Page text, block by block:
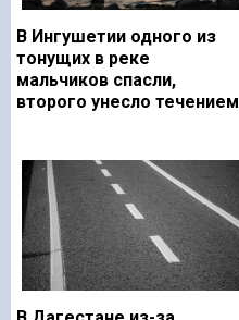
В Ингушетии одного из
тонущих в реке
мальчиков спасли,
второго унесло течением